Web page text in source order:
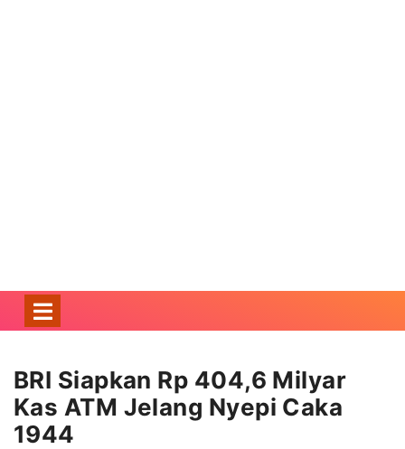
BRI Siapkan Rp 404,6 Milyar
Kas ATM Jelang Nyepi Caka
1944